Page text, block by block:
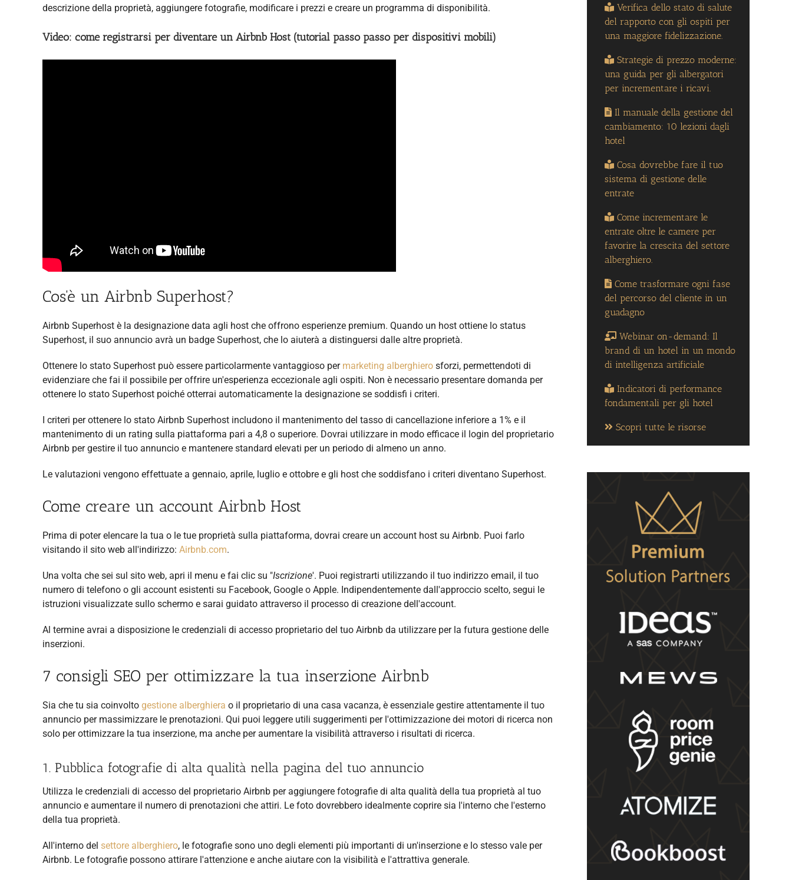
descrizione della proprietà, aggiungere fotografie, modificare i prezzi e creare un programma di disponibilità.
Video: come registrarsi per diventare un Airbnb Host (tutorial passo passo per dispositivi mobili)
Cos'è un Airbnb Superhost?
Airbnb Superhost è la designazione data agli host che offrono esperienze premium. Quando un host ottiene lo status
Superhost, il suo annuncio avrà un badge Superhost, che lo aiuterà a distinguersi dalle altre proprietà.
Ottenere lo stato Superhost può essere particolarmente vantaggioso per marketing alberghiero sforzi, permettendoti di
evidenziare che fai il possibile per offrire un'esperienza eccezionale agli ospiti. Non è necessario presentare domanda per
ottenere lo stato Superhost poiché otterrai automaticamente la designazione se soddisfi i criteri.
I criteri per ottenere lo stato Airbnb Superhost includono il mantenimento del tasso di cancellazione inferiore a 1% e il
mantenimento di un rating sulla piattaforma pari a 4,8 o superiore. Dovrai utilizzare in modo efficace il login del proprietario
Airbnb per gestire il tuo annuncio e mantenere standard elevati per un periodo di almeno un anno.
Le valutazioni vengono effettuate a gennaio, aprile, luglio e ottobre e gli host che soddisfano i criteri diventano Superhost.
Come creare un account Airbnb Host
Prima di poter elencare la tua o le tue proprietà sulla piattaforma, dovrai creare un account host su Airbnb. Puoi farlo
visitando il sito web all'indirizzo: Airbnb.com.
Una volta che sei sul sito web, apri il menu e fai clic su "Iscrizione'. Puoi registrarti utilizzando il tuo indirizzo email, il tuo
numero di telefono o gli account esistenti su Facebook, Google o Apple. Indipendentemente dall'approccio scelto, segui le
istruzioni visualizzate sullo schermo e sarai guidato attraverso il processo di creazione dell'account.
Al termine avrai a disposizione le credenziali di accesso proprietario del tuo Airbnb da utilizzare per la futura gestione delle
inserzioni.
7 consigli SEO per ottimizzare la tua inserzione Airbnb
Sia che tu sia coinvolto gestione alberghiera o il proprietario di una casa vacanza, è essenziale gestire attentamente il tuo
annuncio per massimizzare le prenotazioni. Qui puoi leggere utili suggerimenti per l'ottimizzazione dei motori di ricerca non
solo per ottimizzare la tua inserzione, ma anche per aumentare la visibilità attraverso i risultati di ricerca.
1. Pubblica fotografie di alta qualità nella pagina del tuo annuncio
Utilizza le credenziali di accesso del proprietario Airbnb per aggiungere fotografie di alta qualità della tua proprietà al tuo
annuncio e aumentare il numero di prenotazioni che attiri. Le foto dovrebbero idealmente coprire sia l'interno che l'esterno
della tua proprietà.
All'interno del settore alberghiero, le fotografie sono uno degli elementi più importanti di un'inserzione e lo stesso vale per
Airbnb. Le fotografie possono attirare l'attenzione e anche aiutare con la visibilità e l'attrattiva generale.
Verifica dello stato di salute
del rapporto con gli ospiti per
una maggiore fidelizzazione.
Strategie di prezzo moderne:
una guida per gli albergatori
per incrementare i ricavi.
Il manuale della gestione del
cambiamento: 10 lezioni dagli
hotel
Cosa dovrebbe fare il tuo
sistema di gestione delle
entrate
Come incrementare le
entrate oltre le camere per
favorire la crescita del settore
alberghiero.
Come trasformare ogni fase
del percorso del cliente in un
guadagno
Webinar on-demand: Il
brand di un hotel in un mondo
di intelligenza artificiale
Indicatori di performance
fondamentali per gli hotel
Scopri tutte le risorse